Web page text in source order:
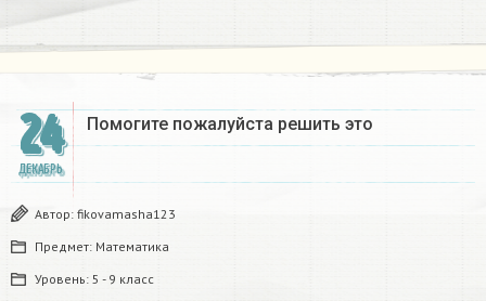
24
ДЕКАБРЬ
Помогите пожалуйста решить это
Автор: fikovamasha123
Предмет: Математика
Уровень: 5 - 9 класс